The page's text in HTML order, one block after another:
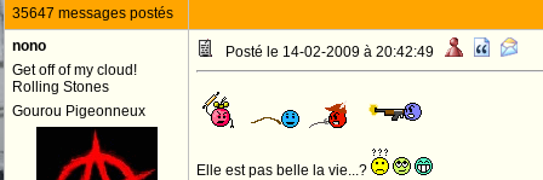
35647 messages postés
nono
Get off of my cloud!
Rolling Stones
Gourou Pigeonneux
Posté le 14-02-2009 à 20:42:49
Elle est pas belle la vie...?